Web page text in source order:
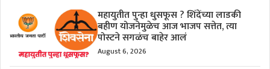
महायुतीत पुन्हा धुसफूस ? शिंदेंच्या लाडकी
बहीण योजनेमुळेच आज भाजप सत्तेत, त्या
पोस्टने सगळंच बाहेर आलं
August 6, 2026